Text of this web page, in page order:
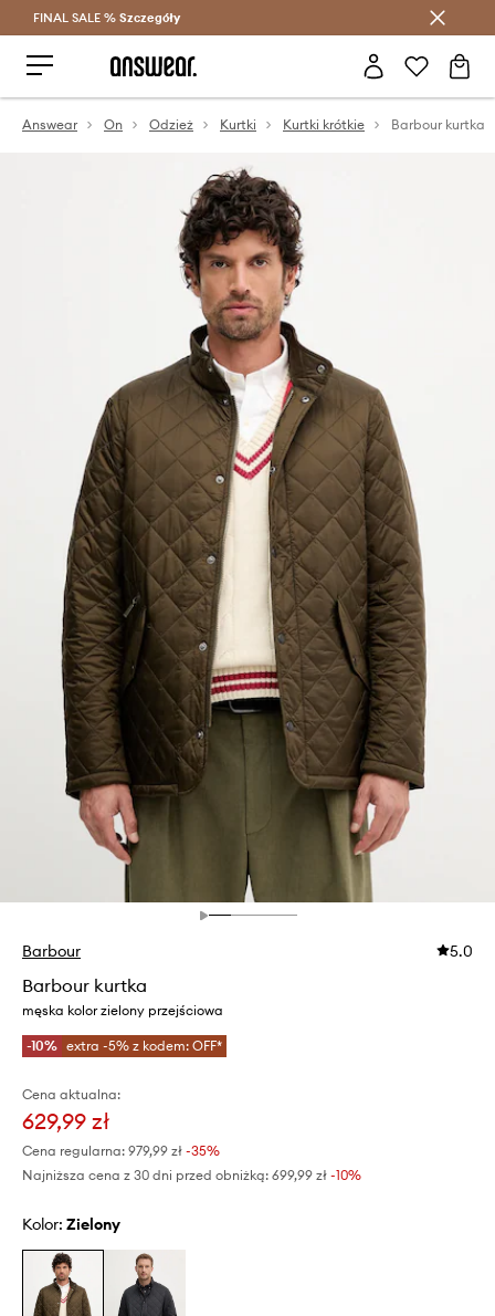
Oszczędzaj z Answear Club >
FINAL SALE % Szczegóły
Answear On Odzież Kurtki Kurtki krótkie Barbour kurtka
Barbour 5.0
Barbour kurtka
męska kolor zielony przejściowa
-10% extra -5% z kodem: OFF*
Cena aktualna:
629,99 zł
Cena regularna: 979,99 zł -35%
Najniższa cena z 30 dni przed obniżką: 699,99 zł -10%
Kolor: zielony